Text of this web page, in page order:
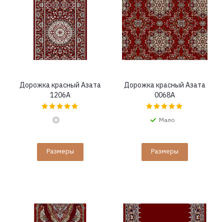
Дорожка красный Азата
1206A
Размеры
Дорожка красный Азата
0068A
Мало
Размеры